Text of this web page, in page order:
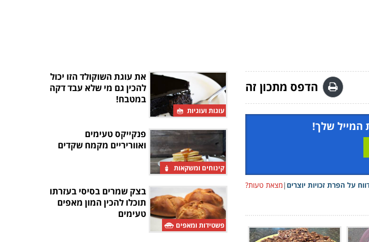
הדפס מתכון זה
המייל שלך!
מצאת טעות?| על הפרת זכויות יוצרים
עוגות ועוגיות
את עוגת השוקולד הזו יכול
להכין גם מי שלא עבד דקה
במטבח!
קינוחים ומשקאות
פנקייקס טעימים
ואווריריים מקמח שקדים
פשטידות ומאפים
בצק שמרים בסיסי בעזרתו
תוכלו להכין המון מאפים
טעימים